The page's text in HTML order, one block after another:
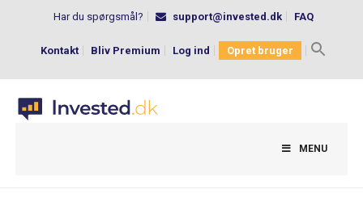
Har du spørgsmål? support@invested.dk FAQ
Kontakt Bliv Premium Log ind Opret bruger
Search
MENU